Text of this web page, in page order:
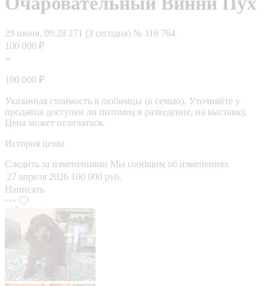
29 июня, 09:28 271 (3 сегодня) № 116 764
100 000 ₽
100 000 ₽
Указанная стоимость в любимцы (в семью). Уточняйте у
продавца доступен ли питомец в разведение, на выставку.
Цена может отличаться.
История цены
Следить за изменениями Мы сообщим об изменениях
27 апреля 2026 100 000 руб.
Написать